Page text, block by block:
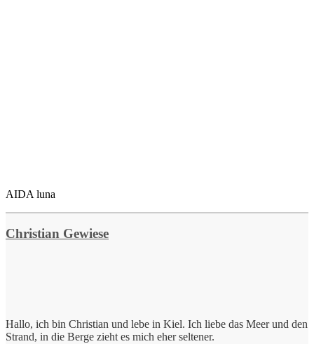
AIDA luna
Christian Gewiese
Hallo, ich bin Christian und lebe in Kiel. Ich liebe das Meer und den
Strand, in die Berge zieht es mich eher seltener.